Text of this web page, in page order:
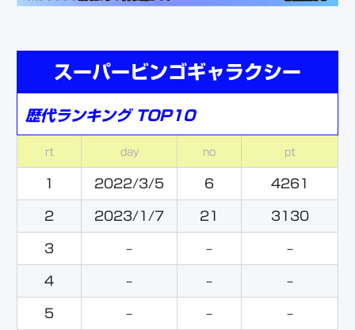
スーパービンゴギャラクシー
歴代ランキング TOP10
rt day no pt
1 2022/3/5 6 4261
2 2023/1/7 21 3130
3 – – –
4 – – –
5 – – –